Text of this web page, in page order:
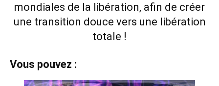
mondiales de la libération, afin de créer
une transition douce vers une libération
totale !
Vous pouvez :